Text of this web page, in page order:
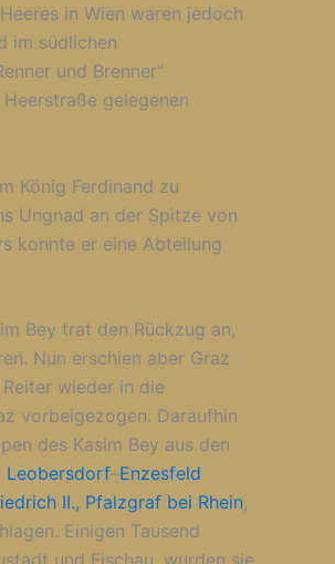
in Wien waren jedoch
im südlichen
und Brenner“
gelegenen
König Ferdinand zu
Ungnad an der Spitze von
konnte er eine Abteilung
Bey trat den Rückzug an,
Nun erschien aber Graz
wieder in die
vorbeigezogen. Daraufhin
des Kasim Bey aus den
Leobersdorf–Enzesfeld
II., Pfalzgraf bei Rhein,
Einigen Tausend